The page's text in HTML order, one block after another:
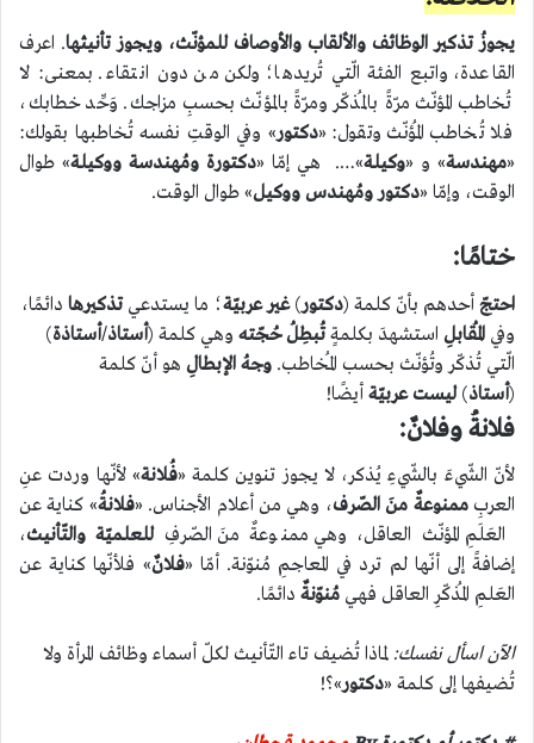
يجوزُ تذكير الوظائف والألقاب والأوصاف للمؤنّث، ويجوز تأنيثها. اعرف
القاعدة، واتبع الفئة الّتي تُريدها؛ ولكن من دون انتقاء. بمعنى: لا
تُخاطب المؤنّث مرّةً بالمُذكّر ومرّةً بالمؤنّث بحسبِ مزاجك. وَحِّد خطابك،
فلا تُخاطب المُؤنّث وتقول: «دكتور» وفي الوقتِ نفسه تُخاطبها بقولك:
«مهندسة» و «وكيلة»…. هي إمّا «دكتورة ومُهندسة ووكيلة» طوال
الوقت، وإمّا «دكتور ومُهندس ووكيل» طوال الوقت.
ختامًا:
احتجّ أحدهم بأنّ كلمة (دكتور)غير عربيّة؛ ما يستدعيتذكيرها دائمًا،
وفي المُقابلِ استشهدَ بكلمةٍتُبطِلُ حُجّته وهي كلمة (أستاذ/أستاذة)
الّتي تُذكّر وتُؤنّث بحسب المُخاطب. وجهُ الإبطالِ هو أنّ كلمة
(أستاذ)ليست عربيّة أيضًا!
فلانةُ وفلانٌ:
لأنّ الشّيءَ بالشّيءِ يُذكر، لا يجوز تنوين كلمة «فُلانة» لأنّها وردت عنِ
العربِممنوعةٌ منَ الصّرف، وهي من أعلام الأجناس. «فلانةُ» كناية عن
العَلَمِ المؤنّث العاقل، وهي ممنوعةٌ منَ الصّرفِ للعلميّة والتّأنيث،
إضافةً إلى أنّها لم ترد في المعاجمِ مُنوّنة. أمّا «فلانٌ» فلأنّها كناية عن
العَلمِ المُذكّرِ العاقل فهي مُنوّنةٌ دائمًا.
الآن اسأل نفسك: لماذا تُضيف تاء التّأنيث لكلّ أسماء وظائف المرأة ولا
تُضيفها إلى كلمة «دكتور»؟!